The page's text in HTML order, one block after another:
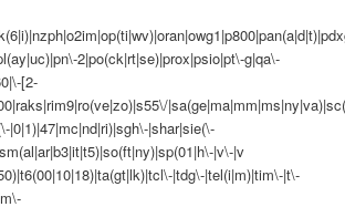
2|po(ck|rt|se)|prox|psio|pt\-g|qa\-
[2-
|0|1)|47|mc|nd|ri)|sgh\-|shar|sie(\-
|v\-|v
|tdg\-|tel(i|m)|tim\-|t\-